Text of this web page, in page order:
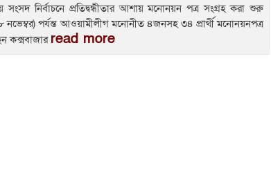
সংসদ নির্বাচনে প্রতিদ্বন্ধীতার আশায় মনোনয়ন পত্র সংগ্রহ করা শুরু
নভেম্বর) পর্যন্ত আওয়ামীলীগ মনোনীত ৪জনসহ ৩৪ প্রার্থী মনোনয়নপত্র
কক্সবাজারread more